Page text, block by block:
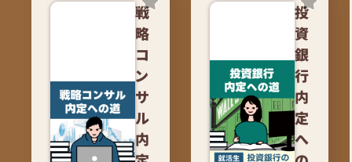
戦
略
コ
ン
サ
ル
内
投
資
銀
行
内
定
へ